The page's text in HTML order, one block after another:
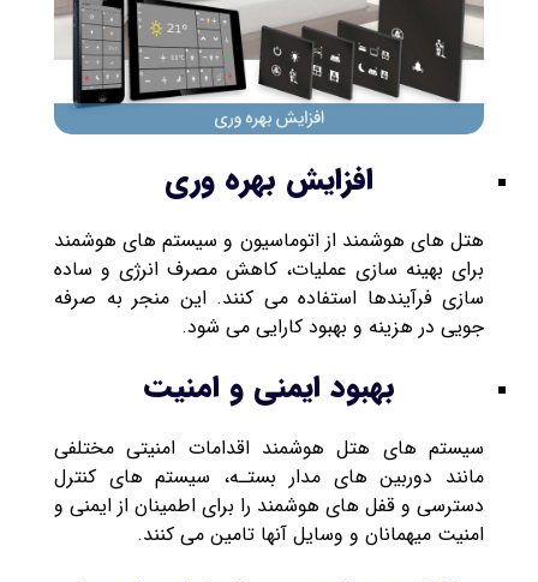
افزایش بهره وری
هتل های هوشمند از اتوماسیون و سیستم های هوشمند
برای بهینه سازی عملیات، کاهش مصرف انرژی و ساده
سازی فرآیندها استفاده می کنند. این منجر به صرفه
جویی در هزینه و بهبود کارایی می شود.
بهبود ایمنی و امنیت
سیستم های هتل هوشمند اقدامات امنیتی مختلفی
مانند دوربین های مدار بستـه، سیستم های کنترل
دسترسی و قفل های هوشمند را برای اطمینان از ایمنی و
امنیت میهمانان و وسایل آنها تامین می کنند.